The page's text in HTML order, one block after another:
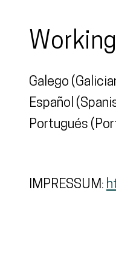
Galego
Español
Portugués
IMPRESSUM: